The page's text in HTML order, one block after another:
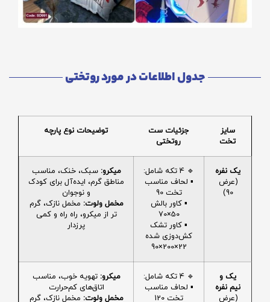
جدول اطلاعات در مورد روتختی
سایز
تخت
جزئیات ست
روتختی
توضیحات نوع پارچه
یک نفره
(عرض
90)
🔹 4 تکه شامل:
▪️ لحاف مناسب
تخت 90
▪️ کاور بالش
50×70
▪️ کاور تشک
کش‌دوزی شده
22×200×90
میکرو: سبک، خنک، مناسب
مناطق گرم، ایده‌آل برای کودک
و نوجوان
مخمل ولوت: مخمل نازک، گرم
تر از میکرو، راه راه و کمی
پرزدار
یک و
نیم نفره
(عرض
🔹 4 تکه شامل:
▪️ لحاف مناسب
تخت 120
میکرو: تهویه خوب، مناسب
اتاق‌های کم‌حرارت
مخمل ولوت: مخمل نازک، گرم